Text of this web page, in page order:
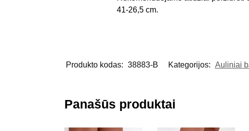
41-26,5 cm.
Produkto kodas: 38883-B Kategorijos: Auliniai
Panašūs produktai